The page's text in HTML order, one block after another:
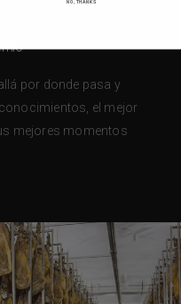
por donde pasa y
el mejor
mejores momentos
NO, THANKS